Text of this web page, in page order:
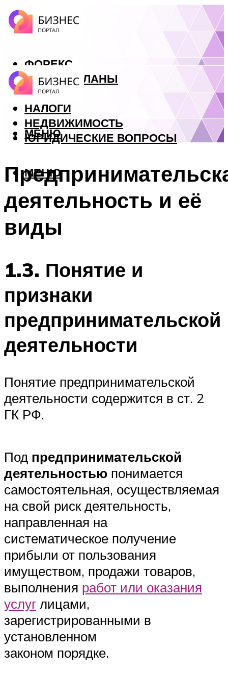
ФОРЕКС
БИЗНЕС ПЛАНЫ
КРЕДИТЫ
НАЛОГИ
НЕДВИЖИМОСТЬ
ЮРИДИЧЕСКИЕ ВОПРОСЫ
МЕНЮ
МЕНЮ
деятельность и её
виды
1.3. Понятие и
признаки
предпринимательской
деятельности
Понятие предпринимательской
деятельности содержится в ст. 2
ГК РФ.
Под предпринимательской
деятельностью понимается
самостоятельная, осуществляемая
на свой риск деятельность,
направленная на
систематическое получение
прибыли от пользования
имуществом, продажи товаров,
выполнения работ или оказания
услуг лицами,
зарегистрированными в
установленном
законом порядке.